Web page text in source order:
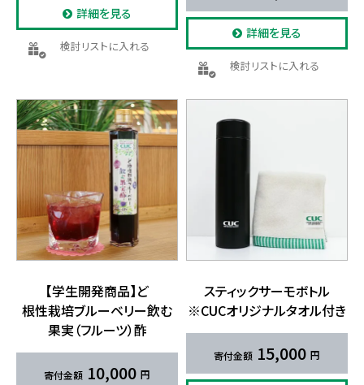
詳細を見る
検討リストに入れる
詳細を見る
検討リストに入れる
【学生開発商品】ど​
根性栽培ブルーベリー飲む
果実​（フルーツ）​酢
10,000
スティックサーモボトル
※CUCオリジナルタオル付き
15,000